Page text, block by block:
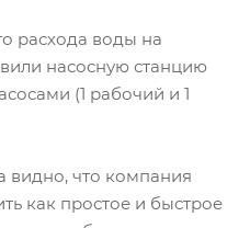
расхода воды на
насосную станцию
(1 рабочий и 1
видно, что компания
как простое и быстрое